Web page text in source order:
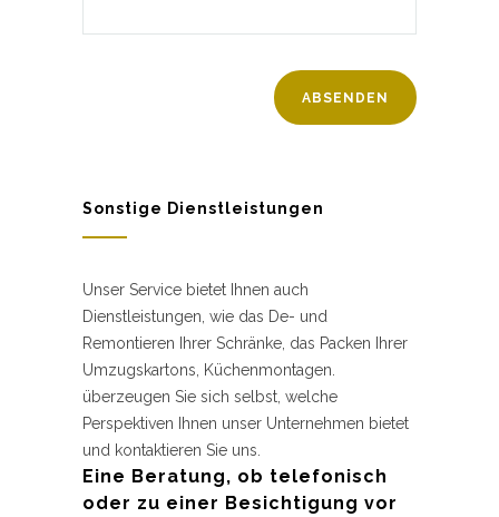
Sonstige Dienstleistungen
Unser Service bietet Ihnen auch
Dienstleistungen, wie das De- und
Remontieren Ihrer Schränke, das Packen Ihrer
Umzugskartons, Küchenmontagen.
überzeugen Sie sich selbst, welche
Perspektiven Ihnen unser Unternehmen bietet
und kontaktieren Sie uns.
Eine Beratung, ob telefonisch
oder zu einer Besichtigung vor